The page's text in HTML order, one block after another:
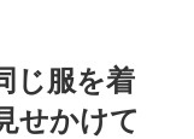
じ服を着
せかけて